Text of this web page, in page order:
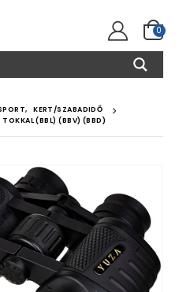
0
,
KERT/SZABADIDŐ
TOKKAL (BBL) (BBV) (BBD)